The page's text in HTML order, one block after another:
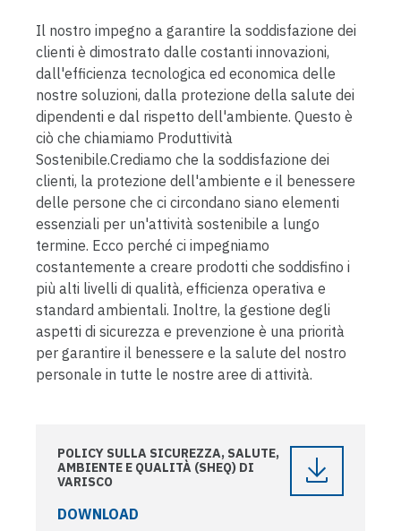
Il nostro impegno a garantire la soddisfazione dei
clienti è dimostrato dalle costanti innovazioni,
dall'efficienza tecnologica ed economica delle
nostre soluzioni, dalla protezione della salute dei
dipendenti e dal rispetto dell'ambiente. Questo è
ciò che chiamiamo Produttività
Sostenibile.Crediamo che la soddisfazione dei
clienti, la protezione dell'ambiente e il benessere
delle persone che ci circondano siano elementi
essenziali per un'attività sostenibile a lungo
termine. Ecco perché ci impegniamo
costantemente a creare prodotti che soddisfino i
più alti livelli di qualità, efficienza operativa e
standard ambientali. Inoltre, la gestione degli
aspetti di sicurezza e prevenzione è una priorità
per garantire il benessere e la salute del nostro
personale in tutte le nostre aree di attività.
POLICY SULLA SICUREZZA, SALUTE,
AMBIENTE E QUALITÀ (SHEQ) DI
VARISCO
DOWNLOAD